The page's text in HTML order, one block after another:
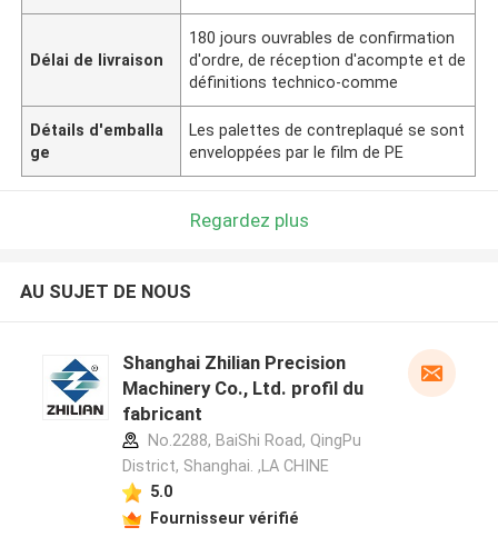
Délai de livraison
180 jours ouvrables de confirmation
d'ordre, de réception d'acompte et de
définitions technico-comme
Détails d'emballa
ge
Les palettes de contreplaqué se sont
enveloppées par le film de PE
Regardez plus
AU SUJET DE NOUS
Shanghai Zhilian Precision
Machinery Co., Ltd. profil du
fabricant
No.2288, BaiShi Road, QingPu
District, Shanghai. ,LA CHINE
5.0
Fournisseur vérifié